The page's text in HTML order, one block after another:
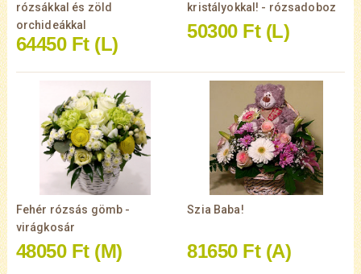
rózsákkal és zöld
orchideákkal
64450 Ft (L)
kristályokkal! - rózsadoboz
50300 Ft (L)
Fehér rózsás gömb -
virágkosár
48050 Ft (M)
Szia Baba!
81650 Ft (A)